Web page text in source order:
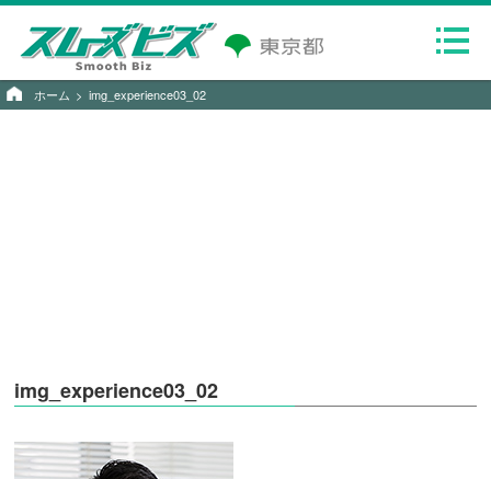
ホーム img_experience03_02
img_experience03_02